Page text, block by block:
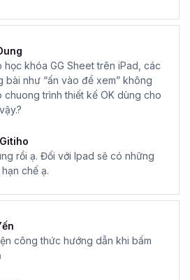
học khóa GG Sheet trên iPad, các
bài như “ấn vào để xem” không
chuong trình thiết kế OK dùng cho
rồi ạ. Đối với Ipad sẽ có những
chế ạ.
công thức hướng dẫn khi bấm